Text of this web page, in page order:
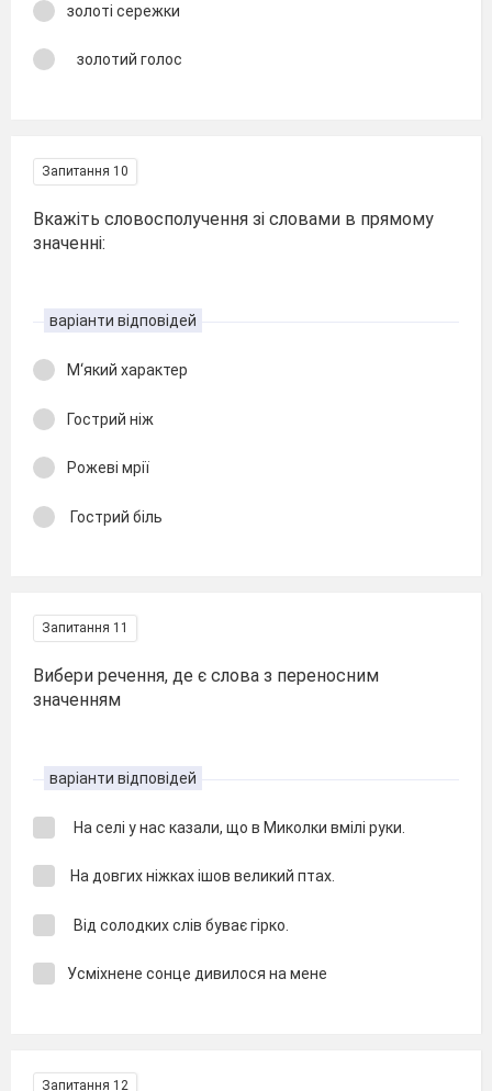
золоті сережки
золотий голос
Запитання 10
Вкажіть словосполучення зі словами в прямому
значенні:
варіанти відповідей
М‘який характер
Гострий ніж
Рожеві мрії
Гострий біль
Запитання 11
Вибери речення, де є слова з переносним
значенням
варіанти відповідей
На селі у нас казали, що в Миколки вмілі руки.
На довгих ніжках ішов великий птах.
Від солодких слів буває гірко.
Усміхнене сонце дивилося на мене
Запитання 12